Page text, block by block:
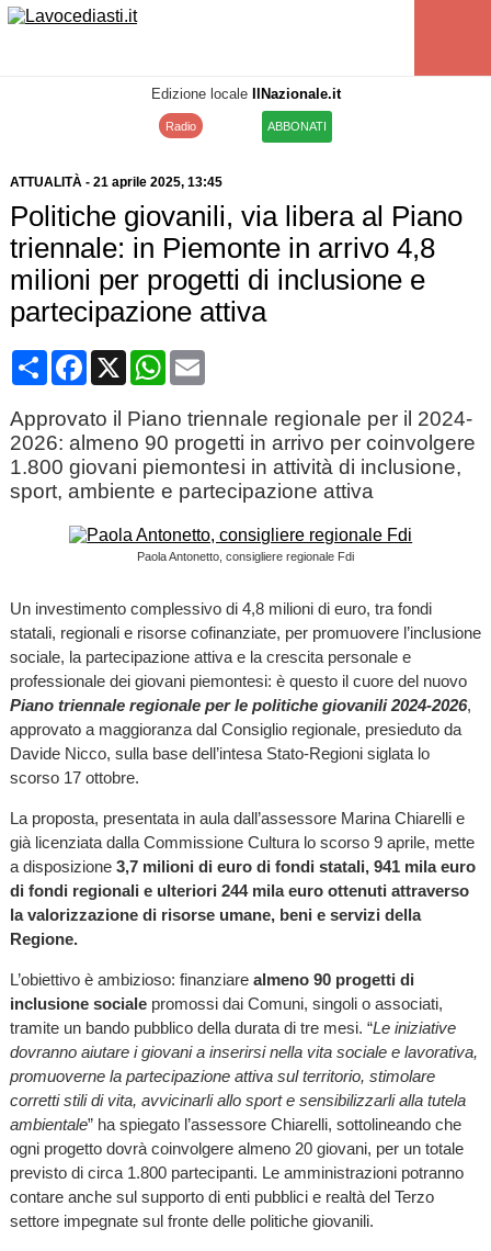
Edizione locale IlNazionale.it
Radio ABBONATI
ATTUALITÀ- 21 aprile 2025, 13:45
Politiche giovanili, via libera al Piano
triennale: in Piemonte in arrivo 4,8
milioni per progetti di inclusione e
partecipazione attiva
CondividiFacebook
X WhatsApp
Email
Approvato il Piano triennale regionale per il 2024-
2026: almeno 90 progetti in arrivo per coinvolgere
1.800 giovani piemontesi in attività di inclusione,
sport, ambiente e partecipazione attiva
Paola Antonetto, consigliere regionale Fdi
Un investimento complessivo di 4,8 milioni di euro, tra fondi
statali, regionali e risorse cofinanziate, per promuovere l’inclusione
sociale, la partecipazione attiva e la crescita personale e
professionale dei giovani piemontesi: è questo il cuore del nuovo
Piano triennale regionale per le politiche giovanili 2024-2026,
approvato a maggioranza dal Consiglio regionale, presieduto da
Davide Nicco, sulla base dell’intesa Stato-Regioni siglata lo
scorso 17 ottobre.
La proposta, presentata in aula dall’assessore Marina Chiarelli e
già licenziata dalla Commissione Cultura lo scorso 9 aprile, mette
a disposizione 3,7 milioni di euro di fondi statali, 941 mila euro
di fondi regionali e ulteriori 244 mila euro ottenuti attraverso
la valorizzazione di risorse umane, beni e servizi della
Regione.
L’obiettivo è ambizioso: finanziare almeno 90 progetti di
inclusione sociale promossi dai Comuni, singoli o associati,
tramite un bando pubblico della durata di tre mesi. “Le iniziative
dovranno aiutare i giovani a inserirsi nella vita sociale e lavorativa,
promuoverne la partecipazione attiva sul territorio, stimolare
corretti stili di vita, avvicinarli allo sport e sensibilizzarli alla tutela
ambientale” ha spiegato l’assessore Chiarelli, sottolineando che
ogni progetto dovrà coinvolgere almeno 20 giovani, per un totale
previsto di circa 1.800 partecipanti. Le amministrazioni potranno
contare anche sul supporto di enti pubblici e realtà del Terzo
settore impegnate sul fronte delle politiche giovanili.